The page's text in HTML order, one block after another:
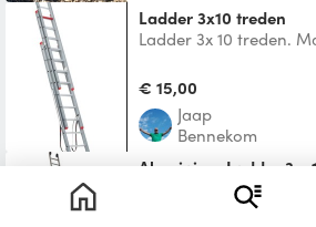
Ladder 3x10 treden
Ladder 3x 10 treden.
€ 15,00
Jaap
Bennekom
Aluminium Ladder 3 x
3 x 10 schuifladder.
Afbeelding is een